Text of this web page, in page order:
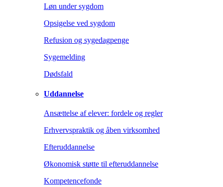
Løn under sygdom
Opsigelse ved sygdom
Refusion og sygedagpenge
Sygemelding
Dødsfald
Uddannelse
Ansættelse af elever: fordele og regler
Erhvervspraktik og åben virksomhed
Efteruddannelse
Økonomisk støtte til efteruddannelse
Kompetencefonde